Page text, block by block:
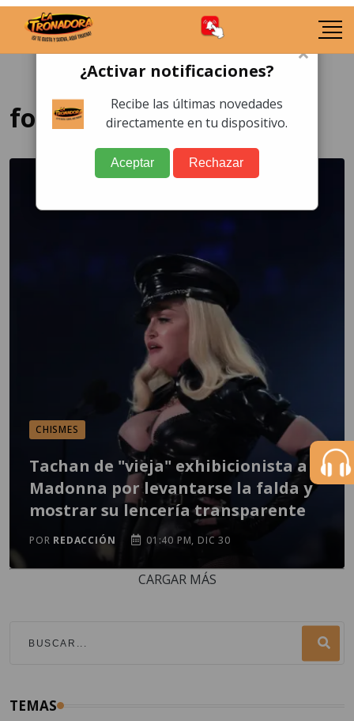
fotos madonna
CHISMES
Tachan de "vieja" exhibicionista a
Madonna por levantarse la falda y
mostrar su lencería transparente
POR REDACCIÓN 01:40 PM, DIC 30
CARGAR MÁS
TEMAS
×
¿Activar notificaciones?
Recibe las últimas novedades
directamente en tu dispositivo.
Aceptar Rechazar